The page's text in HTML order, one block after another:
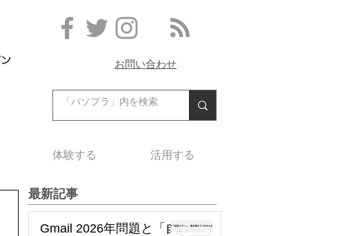
お問い合わせ
体験する 活用する
最新記事
Gmail 2026年問題と「自